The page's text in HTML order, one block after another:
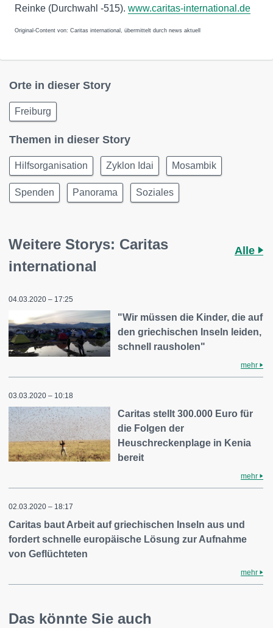
Reinke (Durchwahl -515). www.caritas-international.de
Original-Content von: Caritas international, übermittelt durch news aktuell
Orte in dieser Story
Freiburg
Themen in dieser Story
Hilfsorganisation Zyklon Idai Mosambik
Spenden Panorama Soziales
Weitere Storys: Caritas
international
Alle
04.03.2020 – 17:25
"Wir müssen die Kinder, die auf
den griechischen Inseln leiden,
schnell rausholen"
mehr
03.03.2020 – 10:18
Caritas stellt 300.000 Euro für
die Folgen der
Heuschreckenplage in Kenia
bereit
mehr
02.03.2020 – 18:17
Caritas baut Arbeit auf griechischen Inseln aus und
fordert schnelle europäische Lösung zur Aufnahme
von Geflüchteten
mehr
Das könnte Sie auch